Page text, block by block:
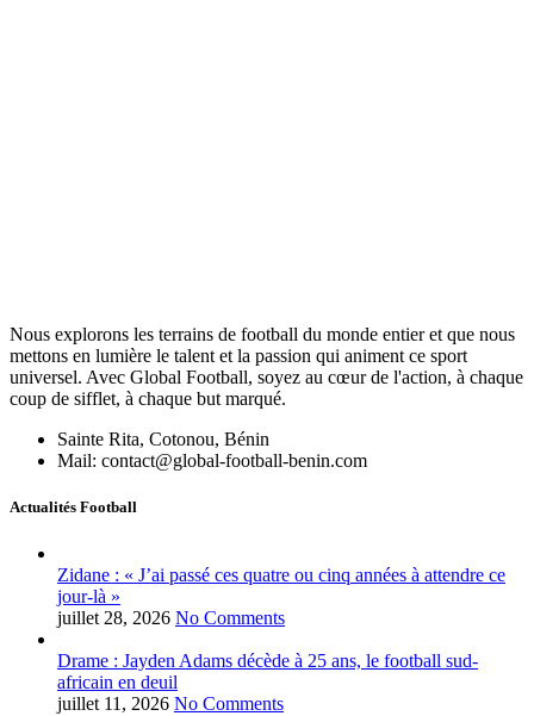
Nous explorons les terrains de football du monde entier et que nous
mettons en lumière le talent et la passion qui animent ce sport
universel. Avec Global Football, soyez au cœur de l'action, à chaque
coup de sifflet, à chaque but marqué.
Sainte Rita, Cotonou, Bénin
Mail: contact@global-football-benin.com
Actualités Football
Zidane : « J’ai passé ces quatre ou cinq années à attendre ce
jour-là »
juillet 28, 2026 No Comments
Drame : Jayden Adams décède à 25 ans, le football sud-
africain en deuil
juillet 11, 2026 No Comments